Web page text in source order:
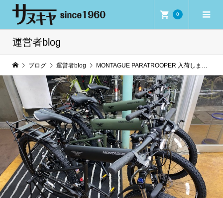
0
運営者blog
ブログ 運営者blog MONTAGUE PARATROOPER 入荷しました！